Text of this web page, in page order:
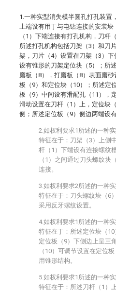
1.一种实型消失模半圆孔打孔装置
上端设有用于与电钻连接的安装
（1）下端连接有打孔机构，刀杆
所述打孔机构包括刀架（3）和刀
架，刀片（4）设置在刀架（3）
设有锥形的刀架定位块（5）；所
磨板（8），打磨板（8）表面磨
板（9）和定位块（10）；所述定
板（9）中间设有滑配孔（11），
滑动设置在刀杆（1）上，定位块
侧；所述定位板（9）侧边两端设
2.如权利要求1所述的一种
特征在于：刀架（3）上侧
杆（1）下端设有连接螺纹
（1）之间通过刀头螺纹块
连接。
3.如权利要求2所述的一种
特征在于：刀头螺纹块（6
采用反牙螺纹设置。
4.如权利要求1所述的一种
特征在于：所述定位块（
定位板（9）下侧边上呈三
（10）可调节设置在定位
用锥形结构。
5.如权利要求1所述的一种
特征在于：所述刀杆（1）